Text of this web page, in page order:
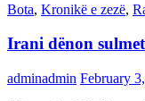
Bota, Kronikë e zezë,
Irani dënon
adminadmin February